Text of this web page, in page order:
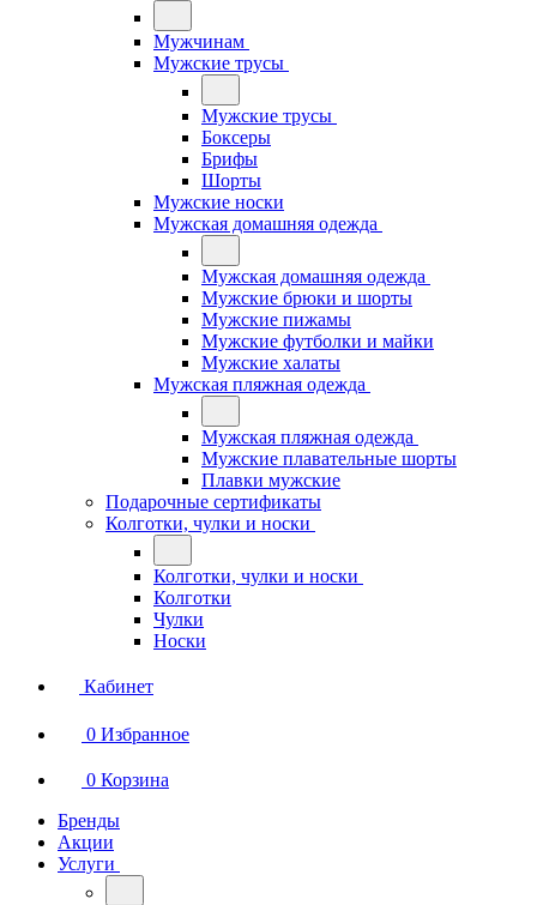
Мужчинам
Мужские трусы
Мужские трусы
Боксеры
Брифы
Шорты
Мужские носки
Мужская домашняя одежда
Мужская домашняя одежда
Мужские брюки и шорты
Мужские пижамы
Мужские футболки и майки
Мужские халаты
Мужская пляжная одежда
Мужская пляжная одежда
Мужские плавательные шорты
Плавки мужские
Подарочные сертификаты
Колготки, чулки и носки
Колготки, чулки и носки
Колготки
Чулки
Носки
Кабинет
0 Избранное
0 Корзина
Бренды
Акции
Услуги